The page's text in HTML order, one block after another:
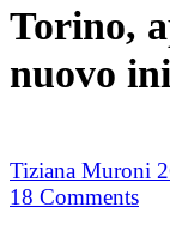
Torino,
nuovo
Tiziana Muroni
18 Comments